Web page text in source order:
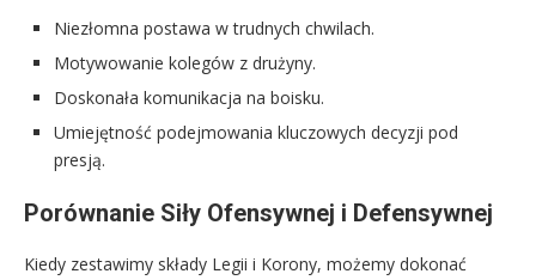
Niezłomna postawa w trudnych chwilach.
Motywowanie kolegów z drużyny.
Doskonała komunikacja na boisku.
Umiejętność podejmowania kluczowych decyzji pod
presją.
Porównanie Siły Ofensywnej i Defensywnej
Kiedy zestawimy składy Legii i Korony, możemy dokonać